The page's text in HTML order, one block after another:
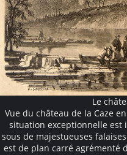
Le
Vue du château de la Caze
situation exceptionnelle est
sous de majestueuses
est de plan carré agrémenté